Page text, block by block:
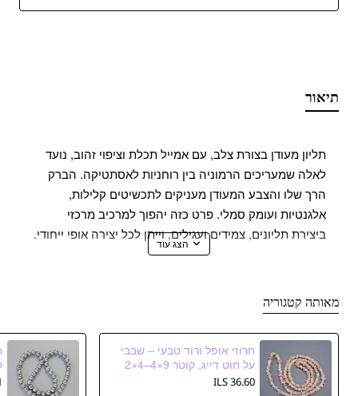
תיאור
תליון מעודן בצורת צלב, עם אמייל תכלת וציפוי זהוב, נועד
לאלה שמעריכים הרמוניה בין רוחניות לאסתטיקה. הברק
הרך שלו והצבע המעודן מעניקים לתכשיטים קלילות,
אלגנטיות ועומק סמלי. פרט כזה יהפוך למרכיב מרכזי
ביצירת תליונים, צמידים ועגילים, וייתן לכל יצירה אופי ייחודי.
שמראה נפלא גם בעיצוב הקלאסי וגם בעיצובים מודרניים.
הצלב הקטן אך הבולט משקף אלגנטיות בפרטים הקטנים,
ואורכו הקומפקטי מאפשר לשלב אותו בקלות עם מרכיבים
נוספים של אביזרי תכשיטים — פנינים, אבנים או שרשראות.
מאותה קטגוריה
חרוזי אופל ורוד טבעי – שבבי
על חוט דייג, קוטר 9×4–4×2
מ״م, אורך 78 ס״م
36.60 ILS